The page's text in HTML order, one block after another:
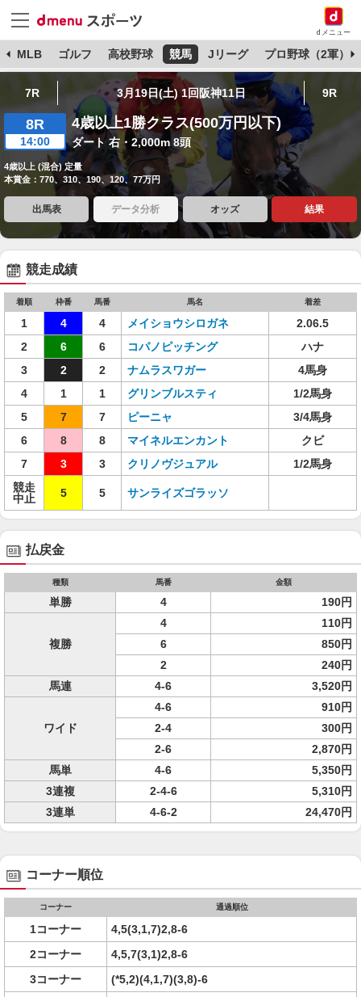
dメニュー
MLB ゴルフ 高校野球 競馬 Jリーグ プロ野球（2軍）
7R 3月19日(土) 1回阪神11日 9R
8R
14:00
4歳以上1勝クラス(500万円以下)
ダート 右・2,000m 8頭
4歳以上 (混合) 定量
本賞金：770、310、190、120、77万円
出馬表 データ分析 オッズ 結果
競走成績
着順 枠番 馬番 馬名 着差
1 4 4 メイショウシロガネ
2.06.5
2
6 6 コパノピッチング
ハナ
3
2 2 ナムラスワガー
4馬身
4
1 1 グリンブルスティ
1/2馬身
5
7 7 ピーニャ
3/4馬身
6
8 8 マイネルエンカント
クビ
7
3 3 クリノヴジュアル
1/2馬身
競走
中止
5 5 サンライズゴラッソ
払戻金
種類 馬番 金額
単勝 4 190円
複勝
4
110円
6
850円
2
240円
馬連
4-6 3,520円
ワイド
4-6
910円
2-4
300円
2-6
2,870円
馬単
4-6
5,350円
3連複
2-4-6
5,310円
3連単
4-6-2 24,470円
コーナー順位
コーナー 通過順位
1コーナー
4,5(3,1,7)2,8-6
2コーナー
4,5,7(3,1)2,8-6
3コーナー
(*5,2)(4,1,7)(3,8)-6